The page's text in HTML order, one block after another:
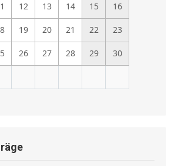
12 13 14 15 16
19 20 21 22 23
26 27 28 29 30